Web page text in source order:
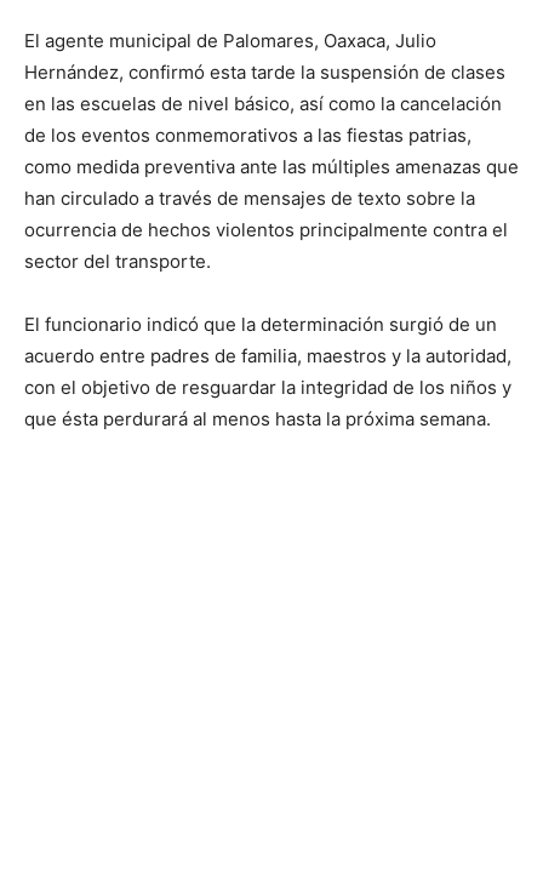
El agente municipal de Palomares, Oaxaca, Julio
Hernández, confirmó esta tarde la suspensión de clases
en las escuelas de nivel básico, así como la cancelación
de los eventos conmemorativos a las fiestas patrias,
como medida preventiva ante las múltiples amenazas que
han circulado a través de mensajes de texto sobre la
ocurrencia de hechos violentos principalmente contra el
sector del transporte.
El funcionario indicó que la determinación surgió de un
acuerdo entre padres de familia, maestros y la autoridad,
con el objetivo de resguardar la integridad de los niños y
que ésta perdurará al menos hasta la próxima semana.